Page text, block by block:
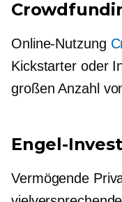
Online-Nutzung
Kickstarter oder
großen Anzahl
Engel-
Vermögende